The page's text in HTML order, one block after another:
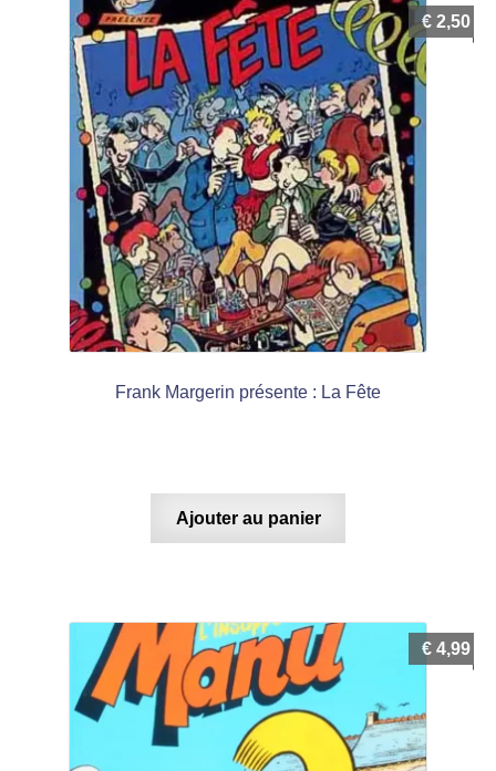
Frank Margerin présente : La Fête
€ 2,50
Ajouter au panier
€ 4,99